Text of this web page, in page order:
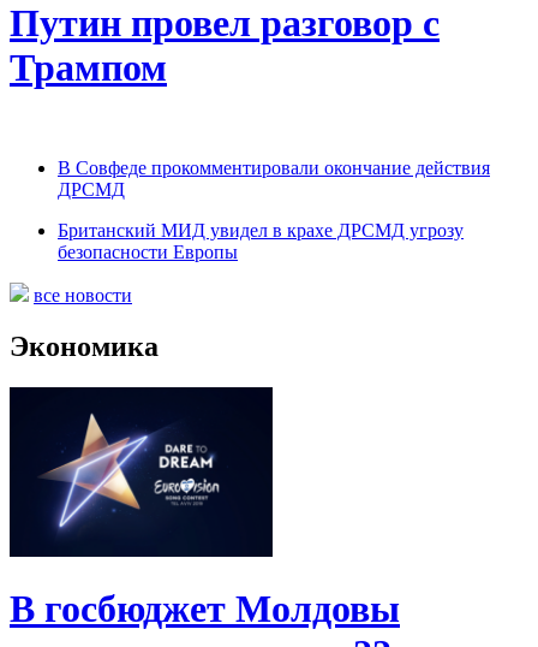
Путин провел разговор с
Трампом
В Совфеде прокомментировали окончание действия
ДРСМД
Британский МИД увидел в крахе ДРСМД угрозу
безопасности Европы
все новости
Экономика
В госбюджет Молдовы